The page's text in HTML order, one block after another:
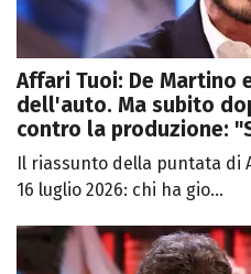
Affari Tuoi: De Martino
dell'auto. Ma subito
contro la produzione:
Il riassunto della puntata di
16 luglio 2026: chi ha gio...